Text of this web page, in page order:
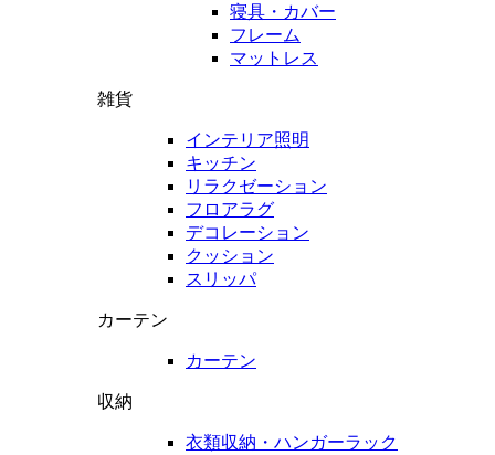
寝具・カバー
フレーム
マットレス
雑貨
インテリア照明
キッチン
リラクゼーション
フロアラグ
デコレーション
クッション
スリッパ
カーテン
カーテン
収納
衣類収納・ハンガーラック